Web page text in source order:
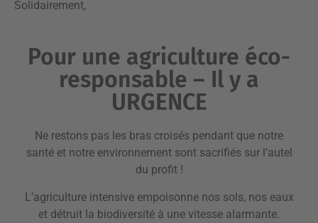
Solidairement,
Pour une agriculture éco-
responsable – Il y a
URGENCE
Ne restons pas les bras croisés pendant que notre
santé et notre environnement sont sacrifiés sur l’autel
du profit !
L’agriculture intensive empoisonne nos sols, nos eaux
et détruit la biodiversité à une vitesse alarmante.